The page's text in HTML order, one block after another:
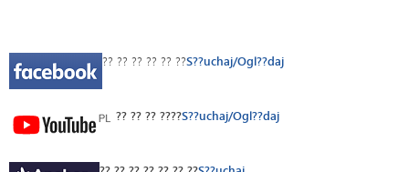
?? ?? ?? ?? ?? ??S??uchaj/Ogl??daj
?? ?? ?? ????S??uchaj/Ogl??daj